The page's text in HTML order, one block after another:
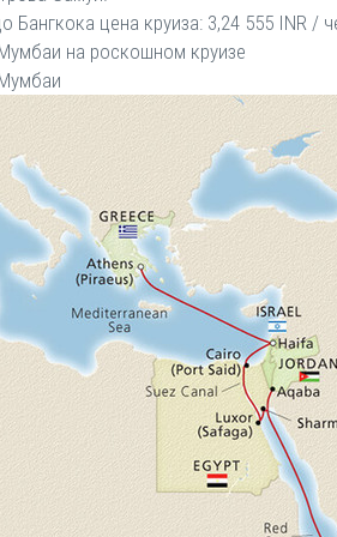
Бангкока цена круиза: 3,24 555 INR /
на роскошном круизе